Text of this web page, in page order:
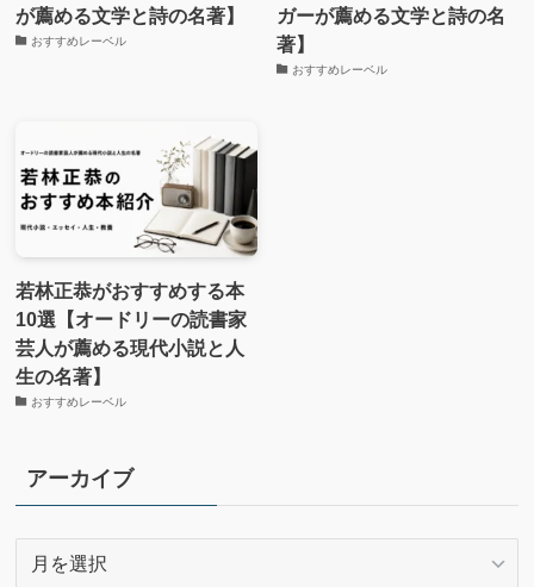
が薦める文学と詩の名著】
おすすめレーベル
ガーが薦める文学と詩の名
著】
おすすめレーベル
若林正恭がおすすめする本
10選【オードリーの読書家
芸人が薦める現代小説と人
生の名著】
おすすめレーベル
アーカイブ